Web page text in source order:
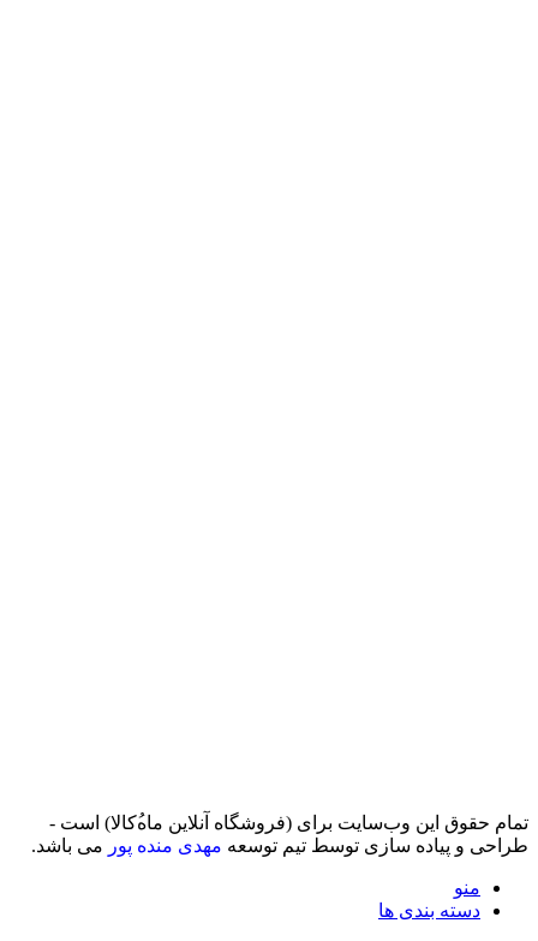
تمام حقوق اين وب‌سايت برای (فروشگاه آنلاین ماه‌‌‌‌‌‌ُکالا) است -
طراحی و پیاده سازی توسط تیم توسعه مهدی منده پور می باشد.
منو
دسته بندی ها